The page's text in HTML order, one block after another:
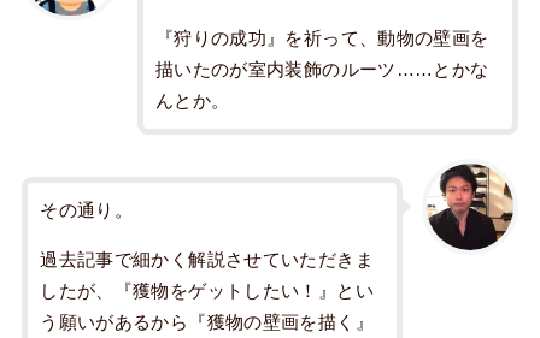
『狩りの成功』を祈って、動物の壁画を
描いたのが室内装飾のルーツ……とかな
んとか。
その通り。
過去記事で細かく解説させていただきま
したが、『獲物をゲットしたい！』とい
う願いがあるから『獲物の壁画を描く』